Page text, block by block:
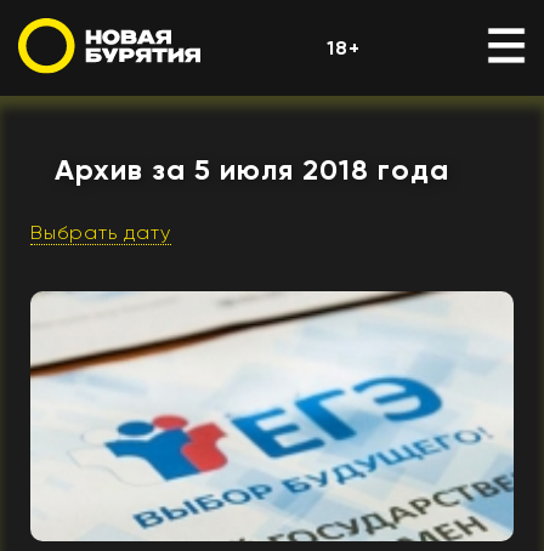
18+
Архив за 5 июля 2018 года
Выбрать дату